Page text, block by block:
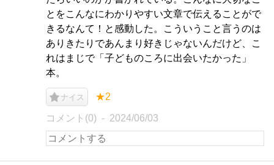
とをこんなにわかりやすい文章で伝えることがで
きるなんて！と感動した。こういうこと言うのは
ありきたりであんまり好きじゃないんだけど、こ
れはまじで「子どものころに出会いたかった」
本。
ナイス ★2
コメント(0) 2024/06/03